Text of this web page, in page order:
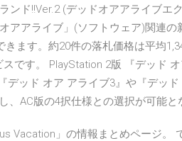
ンド!!Ver.2 (デッドオアアライブエ
アアライブ」(ソフトウェア)関連の
ます。約20件の落札価格は平均
です。 PlayStation 2版 『デッド
デッド オア アライブ3』や『デッド
、AC版の4択仕様との選択が可能と
Vacation」の情報まとめページ。